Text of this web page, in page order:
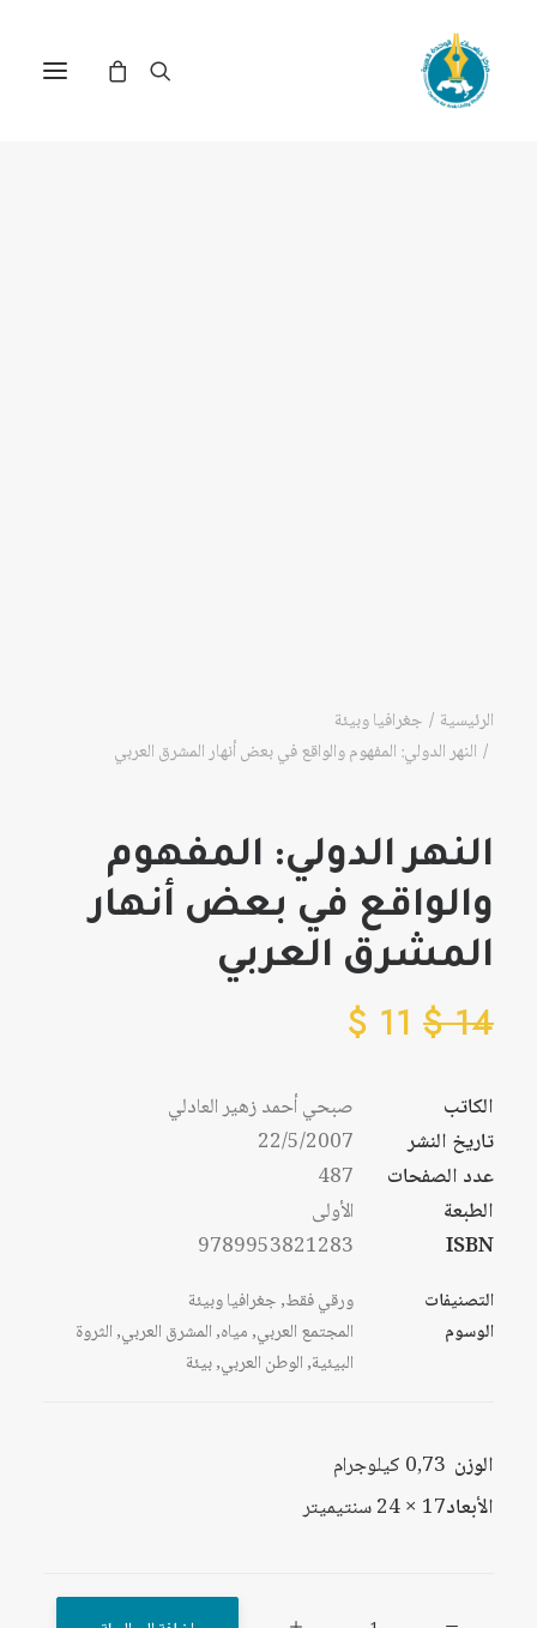
الرئيسية
جغرافيا وبيئة
النهر الدولي: المفهوم والواقع في بعض أنهار المشرق العربي
النهر الدولي: المفهوم
والواقع في بعض أنهار
المشرق العربي
14
$
11
$
الكاتب
صبحي أحمد زهير العادلي
تاريخ النشر
22/5/2007
عدد الصفحات
487
الطبعة
الأولى
ISBN
9789953821283
التصنيفات ورقي فقط,جغرافيا وبيئة
الوسوم
المجتمع العربي,مياه,المشرق العربي,الثروة
البيئية,الوطن العربي,بيئة
الوزن 0,73 كيلوجرام
الأبعاد17 × 24 سنتيميتر